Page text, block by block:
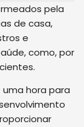
pela
de casa,
e
como, por
hora para